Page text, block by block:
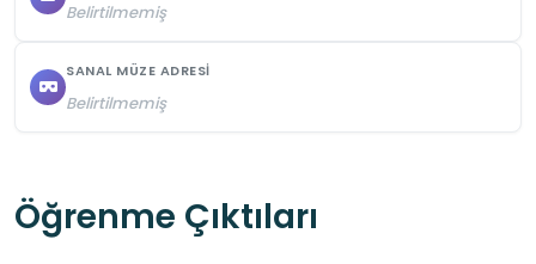
Belirtilmemiş
SANAL MÜZE ADRESI
Belirtilmemiş
Öğrenme Çıktıları